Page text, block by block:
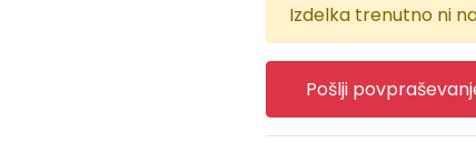
Izdelka trenutno ni
Pošlji